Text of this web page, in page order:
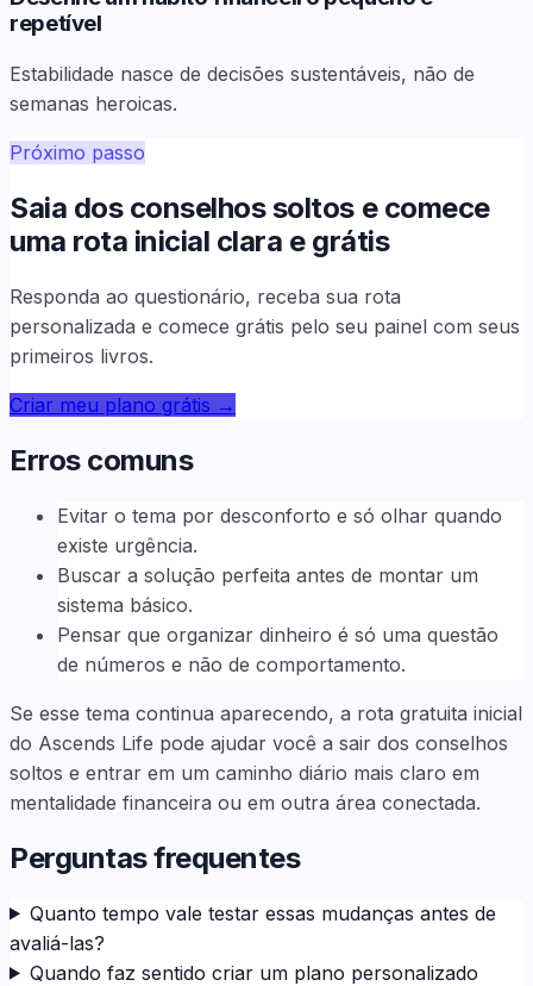
repetível
Estabilidade nasce de decisões sustentáveis, não de
semanas heroicas.
Próximo passo
Saia dos conselhos soltos e comece
uma rota inicial clara e grátis
Responda ao questionário, receba sua rota
personalizada e comece grátis pelo seu painel com seus
primeiros livros.
Criar meu plano grátis →
Erros comuns
Evitar o tema por desconforto e só olhar quando
existe urgência.
Buscar a solução perfeita antes de montar um
sistema básico.
Pensar que organizar dinheiro é só uma questão
de números e não de comportamento.
Se esse tema continua aparecendo, a rota gratuita inicial
do Ascends Life pode ajudar você a sair dos conselhos
soltos e entrar em um caminho diário mais claro em
mentalidade financeira ou em outra área conectada.
Perguntas frequentes
Quanto tempo vale testar essas mudanças antes de
avaliá-las?
Quando faz sentido criar um plano personalizado